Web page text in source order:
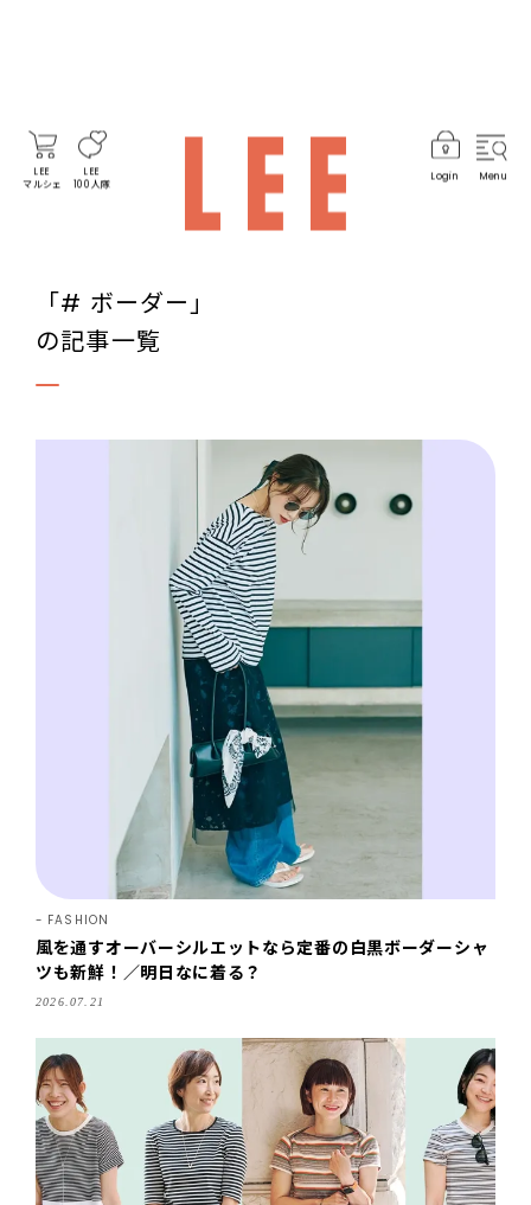
LEE
マルシェ
LEE
100人隊
Login Menu
「# ボーダー」
の記事一覧
FASHION
風を通すオーバーシルエットなら定番の白黒ボーダーシャ
ツも新鮮！／明日なに着る？
2026.07.21